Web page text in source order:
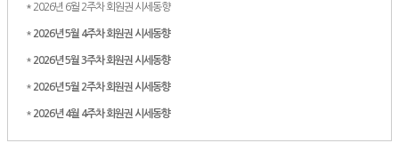
* 2026년 6월 2주차 회원권 시세동향
* 2026년 5월 4주차 회원권 시세동향
* 2026년 5월 3주차 회원권 시세동향
* 2026년 5월 2주차 회원권 시세동향
* 2026년 4월 4주차 회원권 시세동향